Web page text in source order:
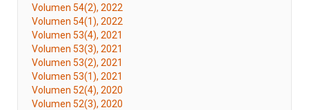
Volumen 54(2), 2022
Volumen 54(1), 2022
Volumen 53(4), 2021
Volumen 53(3), 2021
Volumen 53(2), 2021
Volumen 53(1), 2021
Volumen 52(4), 2020
Volumen 52(3), 2020